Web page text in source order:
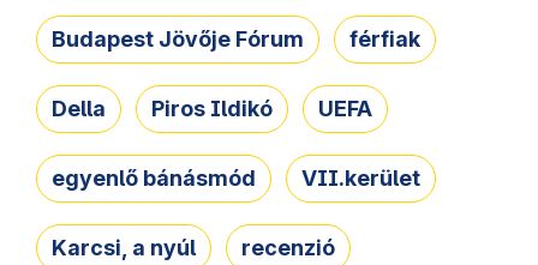
Budapest Jövője Fórum férfiak
Della Piros Ildikó UEFA
egyenlő bánásmód VII.kerület
Karcsi, a nyúl recenzió